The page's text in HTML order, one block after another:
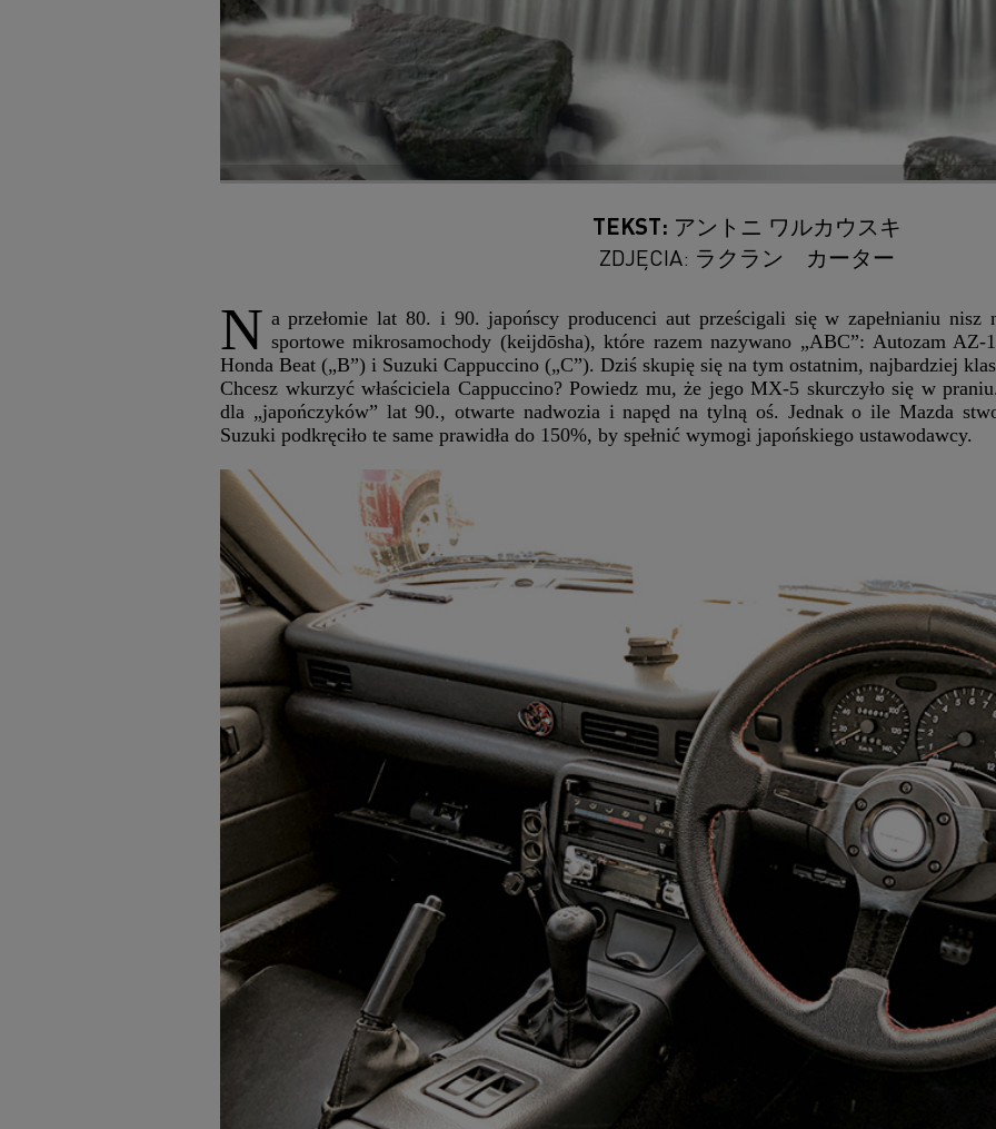
TEKST: アントニ ワルカウスキ
ZDJĘCIA: ラクラン カーター
N a przełomie lat 80. i 90. japońscy producenci aut prześcigali się w zapełnianiu nisz
sportowe mikrosamochody (keijdōsha), które razem nazywano „ABC”: Autozam
Honda Beat („B”) i Suzuki Cappuccino („C”). Dziś skupię się na tym ostatnim, najbardziej
Chcesz wkurzyć właściciela Cappuccino? Powiedz mu, że jego MX-5 skurczyło się w
dla „japończyków” lat 90., otwarte nadwozia i napęd na tylną oś. Jednak o ile Mazda
Suzuki podkręciło te same prawidła do 150%, by spełnić wymogi japońskiego ustawodawcy.